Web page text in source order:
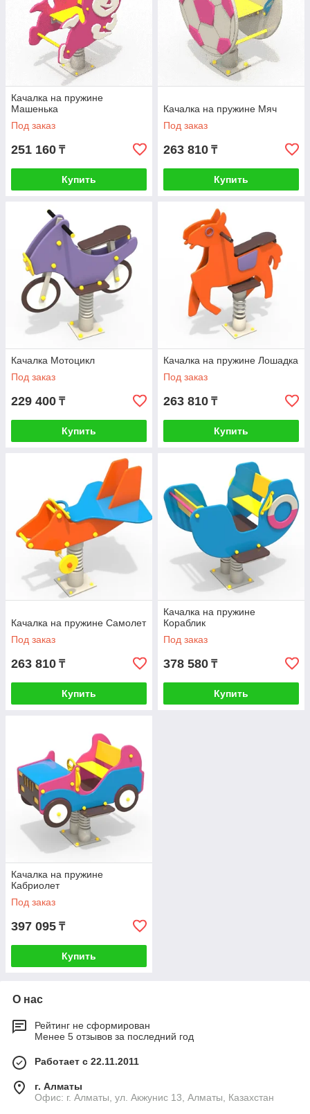
Качалка на пружине
Машенька
Под заказ
251 160 ₸
Купить
Качалка на пружине Мяч
Под заказ
263 810 ₸
Купить
Качалка Мотоцикл
Под заказ
229 400 ₸
Купить
Качалка на пружине Лошадка
Под заказ
263 810 ₸
Купить
Качалка на пружине Самолет
Под заказ
263 810 ₸
Купить
Качалка на пружине
Кораблик
Под заказ
378 580 ₸
Купить
Качалка на пружине
Кабриолет
Под заказ
397 095 ₸
Купить
О нас
Рейтинг не сформирован
Менее 5 отзывов за последний год
Работает с 22.11.2011
г. Алматы
Офис: г. Алматы, ул. Акжунис 13, Алматы, Казахстан